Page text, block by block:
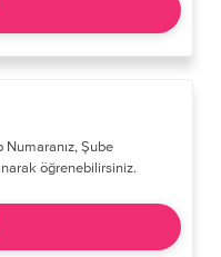
Numaranız, Şube
öğrenebilirsiniz.​​​